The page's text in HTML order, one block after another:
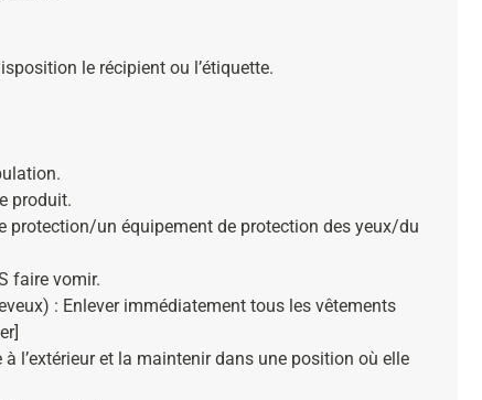
le récipient ou l’étiquette.
produit.
protection/un équipement de protection des yeux/du
faire vomir.
: Enlever immédiatement tous les vêtements
à l’extérieur et la maintenir dans une position où elle